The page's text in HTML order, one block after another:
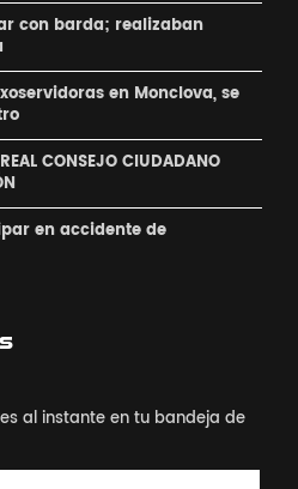
con barda; realizaban
en Monclova, se
CONSEJO CIUDADANO
en accidente de
al instante en tu bandeja de